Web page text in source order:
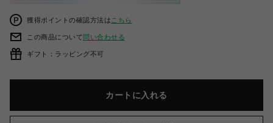
獲得ポイントの確認方法は こちら
この商品について問い合わせる
ギフト：ラッピング不可
カートに入れる